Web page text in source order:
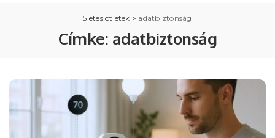
5letes ötletek > adatbiztonság
Címke: adatbiztonság